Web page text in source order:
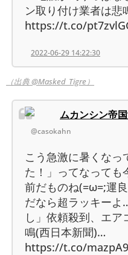
ン取り付け業者は悲
https://t.co/
2022-06-29 14:22:30
（出典 @Masked_Tigre）
ムカンシン帝
@casokahn
こう急激に暑くなっ
た！」ってなっても
前だものね(=ω=;運
だなら超ラッキー
し」依頼殺到、エ
鳴(西日本新聞)…
https://t.co/